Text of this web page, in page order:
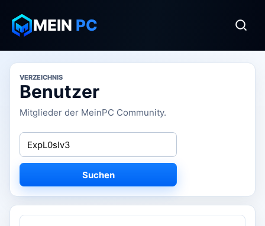
MEIN PC
VERZEICHNIS
Benutzer
Mitglieder der MeinPC Community.
Suchen